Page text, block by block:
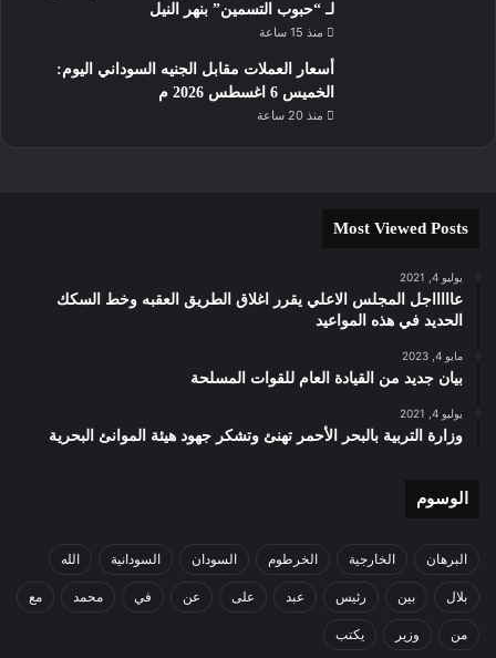
لـ “حبوب التسمين” بنهر النيل
منذ 15 ساعة
أسعار العملات مقابل الجنيه السوداني اليوم:
الخميس 6 اغسطس 2026 م
منذ 20 ساعة
Most Viewed Posts
يوليو 4, 2021
عاااااجل المجلس الاعلي يقرر اغلاق الطريق العقبه وخط السكك
الحديد في هذه المواعيد
مايو 4, 2023
بيان جديد من القيادة العام للقوات المسلحة
يوليو 4, 2021
وزارة التربية بالبحر الأحمر تهنئ وتشكر جهود هيئة الموانئ البحرية
الوسوم
البرهان الخارجية الخرطوم السودان السودانية الله
بلال بين رئيس عبد على عن في محمد مع
من وزير يكتب